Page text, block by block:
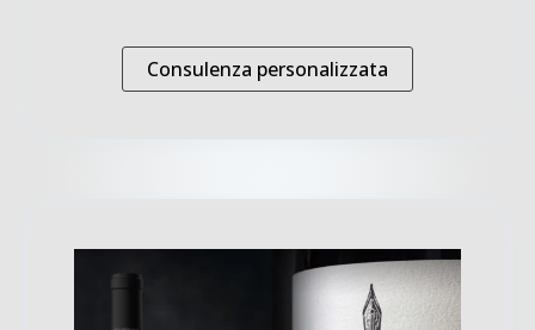
Consulenza personalizzata